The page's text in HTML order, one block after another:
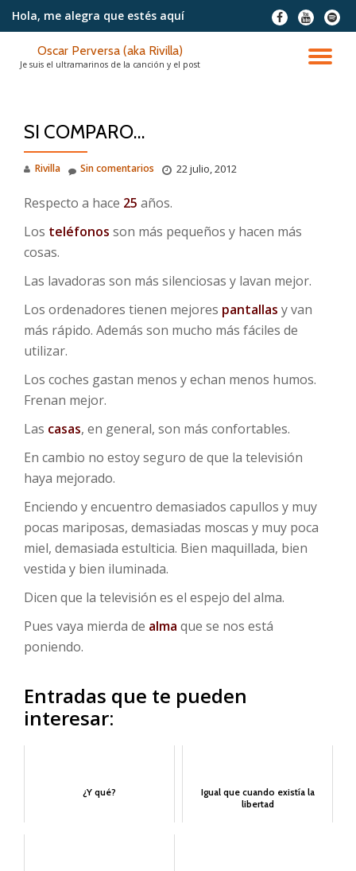
contenido
Hola, me alegra que estés aquí
fa-
facebook
fa-
youtube
fa-
spotify
Oscar Perversa (aka Rivilla)
Je suis el ultramarinos de la canción y el post
SI COMPARO…
Rivilla 22 julio, 2012
Sin comentarios
Respecto a hace 25 años.
Los teléfonos son más pequeños y hacen más
cosas.
Las lavadoras son más silenciosas y lavan mejor.
Los ordenadores tienen mejores pantallas y van
más rápido. Además son mucho más fáciles de
utilizar.
Los coches gastan menos y echan menos humos.
Frenan mejor.
Las casas, en general, son más confortables.
En cambio no estoy seguro de que la televisión
haya mejorado.
Enciendo y encuentro demasiados capullos y muy
pocas mariposas, demasiadas moscas y muy poca
miel, demasiada estulticia. Bien maquillada, bien
vestida y bien iluminada.
Dicen que la televisión es el espejo del alma.
Pues vaya mierda de alma que se nos está
poniendo.
Entradas que te pueden
interesar:
¿Y qué?
Igual que cuando existía la
libertad